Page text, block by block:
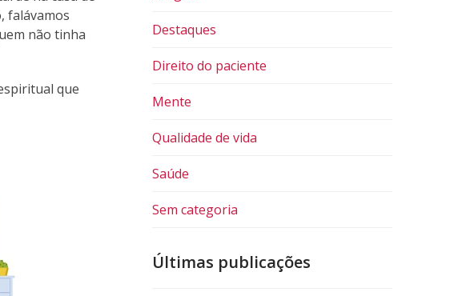
falávamos
não tinha
que
Destaques
Direito do paciente
Mente
Qualidade de vida
Saúde
Sem categoria
Últimas publicações